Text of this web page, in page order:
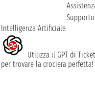
Intelligenza Artificiale
Utilizza il GPT di
per trovare la crociera perfetta!